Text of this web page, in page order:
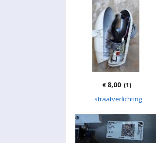
€8,00 (1)
straatverlichting